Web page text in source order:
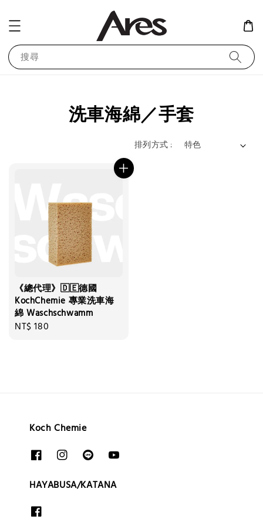
搜尋
洗車海綿／手套
排列方式 :
《總代理》🇩🇪德國
KochChemie 專業洗車海
綿 Waschschwamm
Regular
NT$ 180
Koch Chemie
HAYABUSA/KATANA